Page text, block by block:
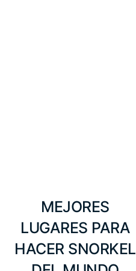
MEJORES
LUGARES PARA
HACER SNORKEL